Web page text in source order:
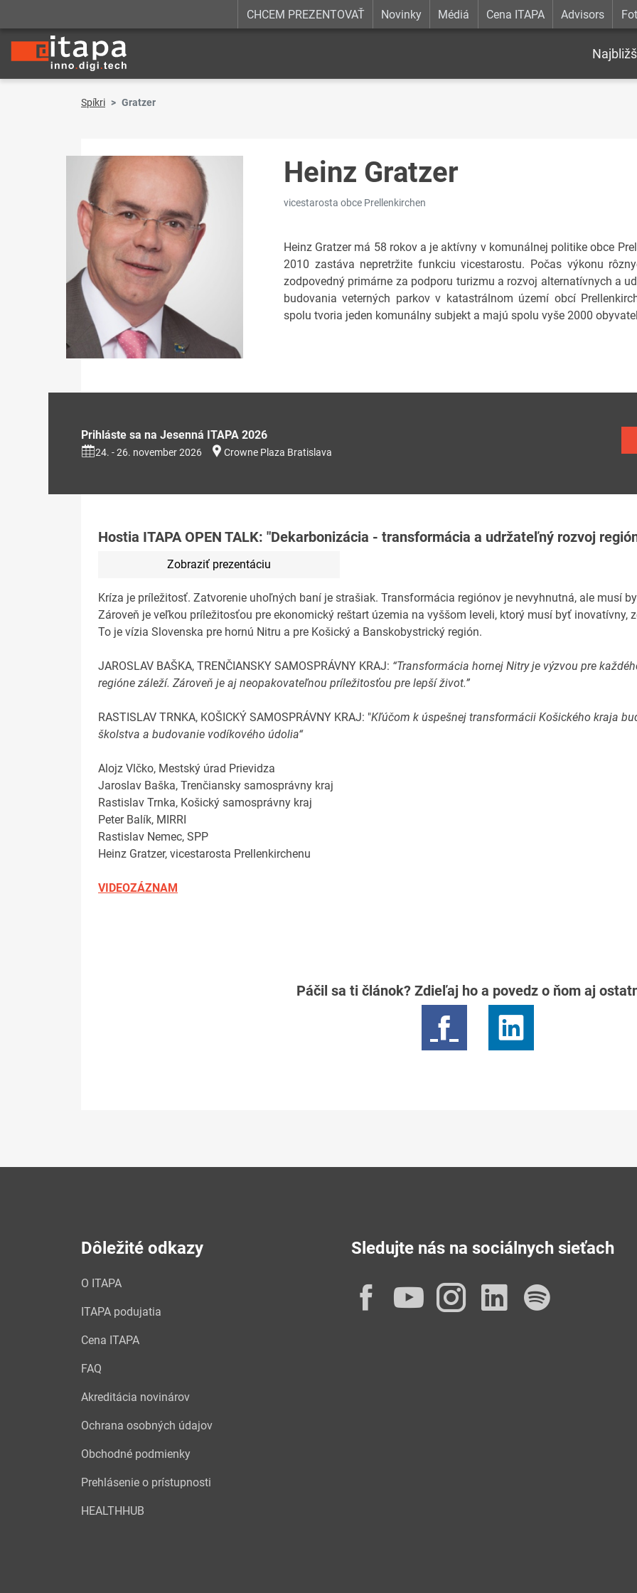
CHCEM PREZENTOVAŤ Novinky Médiá Cena ITAPA Advisors
Spíkri Gratzer
Heinz Gratzer
vicestarosta obce Prellenkirchen
Heinz Gratzer má 58 rokov a je aktívny v komunálnej politike obce
2010 zastáva nepretržite funkciu vicestarostu. Počas výkonu
zodpovedný primárne za podporu turizmu a rozvoj alternatívnych a
budovania veterných parkov v katastrálnom území obcí
spolu tvoria jeden komunálny subjekt a majú spolu vyše 2000
Prihláste sa na Jesenná ITAPA 2026
24. - 26. november 2026 Crowne Plaza Bratislava
Hostia ITAPA OPEN TALK: "Dekarbonizácia - transformácia a udržateľný rozvoj
Zobraziť prezentáciu
Kríza je príležitosť. Zatvorenie uhoľných baní je strašiak. Transformácia regiónov je nevyhnutná, ale musí
Zároveň je veľkou príležitosťou pre ekonomický reštart územia na vyššom leveli, ktorý musí byť inovatívny,
To je vízia Slovenska pre hornú Nitru a pre Košický a Banskobystrický región.
JAROSLAV BAŠKA, TRENČIANSKY SAMOSPRÁVNY KRAJ: “Transformácia hornej Nitry je výzvou pre
regióne záleží. Zároveň je aj neopakovateľnou príležitosťou pre lepší život.”
RASTISLAV TRNKA, KOŠICKÝ SAMOSPRÁVNY KRAJ: "Kľúčom k úspešnej transformácii Košického kraja
školstva a budovanie vodíkového údolia“
Alojz Vlčko, Mestský úrad Prievidza
Jaroslav Baška, Trenčiansky samosprávny kraj
Rastislav Trnka, Košický samosprávny kraj
Peter Balík, MIRRI
Rastislav Nemec, SPP
Heinz Gratzer, vicestarosta Prellenkirchenu
VIDEOZÁZNAM
Páčil sa ti článok? Zdieľaj ho a povedz o ňom aj
Dôležité odkazy
O ITAPA
ITAPA podujatia
Cena ITAPA
FAQ
Akreditácia novinárov
Ochrana osobných údajov
Obchodné podmienky
Prehlásenie o prístupnosti
HEALTHHUB
Sledujte nás na sociálnych sieťach
Facebook
YouTube
Instagram
LinkedIn